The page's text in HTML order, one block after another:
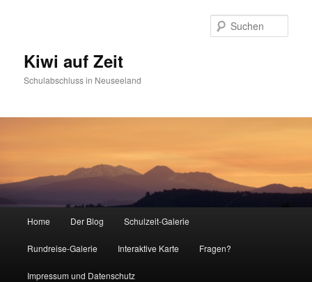
Kiwi auf Zeit
Schulabschluss in Neuseeland
Zum Inhalt wechseln
Zum sekundären Inhalt wechseln
Home Der Blog Schulzeit-Galerie
Rundreise-Galerie Interaktive Karte Fragen?
Impressum und Datenschutz